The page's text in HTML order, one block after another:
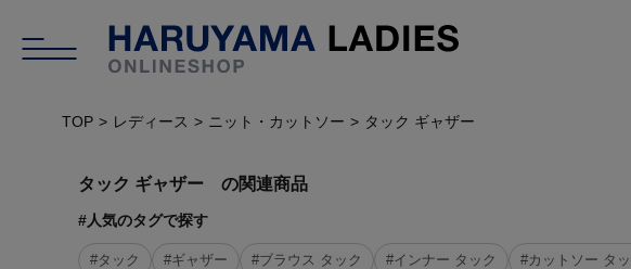
TOP レディース ニット・カットソー タック ギャザー
タック ギャザー の関連商品
#人気のタグで探す
#タック #ギャザー #ブラウス タック #インナー タック #カットソー タ